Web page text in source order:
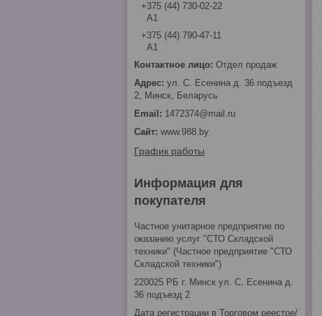
+375 (44) 730-02-22
А1
+375 (44) 790-47-11
А1
Отдел продаж
ул. С. Есенина д. 36 подъезд
2, Минск, Беларусь
1472374@mail.ru
www.988.by
График работы
Информация для
покупателя
Частное унитарное предприятие по
оказанию услуг "СТО Складской
техники" (Частное предприятие "СТО
Складской техники")
220025 РБ г. Минск ул. С. Есенина д.
36 подъезд 2
Дата регистрации в Торговом реестре/